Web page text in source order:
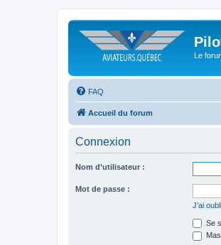
Le
FAQ
Accueil du forum
Connexion
Nom d’utilisateur :
Mot de passe :
J’ai
Se